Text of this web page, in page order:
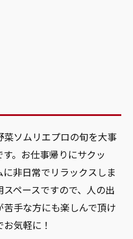
ソムリエプロの旬を大事
。お仕事帰りにサクッ
非日常でリラックスしま
ペースですので、人の出
手な方にも楽しんで頂け
気軽に！